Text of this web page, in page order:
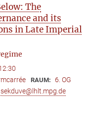
The
and its
in Late Imperial
RAUM: 6. OG
sekduve@lhlt.mpg.de